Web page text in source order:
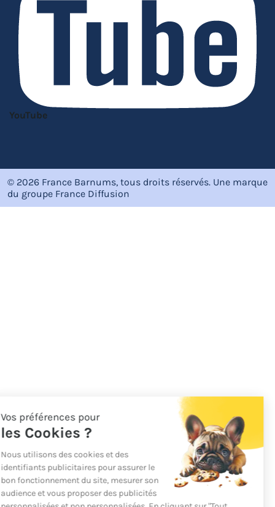
YouTube
© 2026 France Barnums, tous droits réservés. Une marque
du groupe France Diffusion